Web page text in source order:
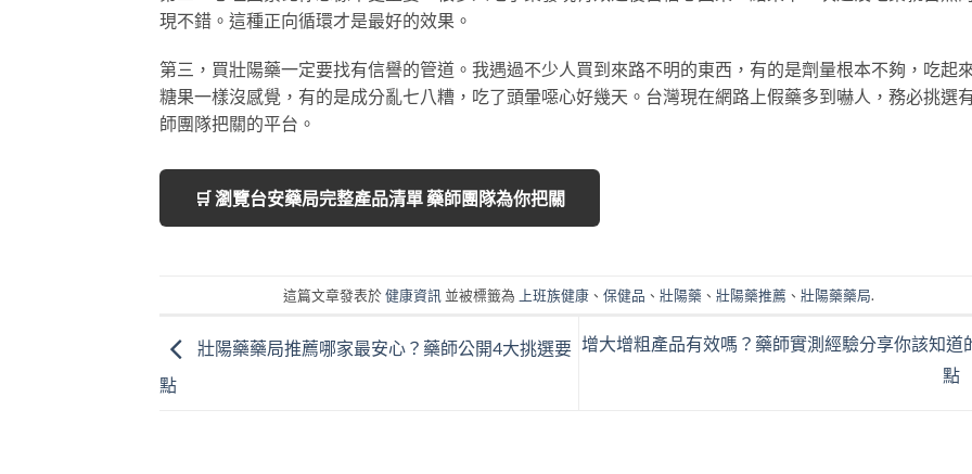
現不錯。這種正向循環才是最好的效果。
第三，買壯陽藥一定要找有信譽的管道。我遇過不少人買到來路不明的東西，有的是劑量根本不夠，吃起
糖果一樣沒感覺，有的是成分亂七八糟，吃了頭暈噁心好幾天。台灣現在網路上假藥多到嚇人，務必挑選
師團隊把關的平台。
🛒 瀏覽台安藥局完整產品清單 藥師團隊為你把關
這篇文章發表於健康資訊 並被標籤為 上班族健康、 保健品 、 壯陽藥 、 壯陽藥推薦 、 壯陽藥藥局.
壯陽藥藥局推薦哪家最安心？藥師公開4大挑選要
點
增大增粗產品有效嗎？藥師實測經驗分享你該知道
點